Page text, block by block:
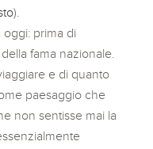
).
oggi: prima di
fama nazionale.
e di quanto
paesaggio che
non sentisse mai la